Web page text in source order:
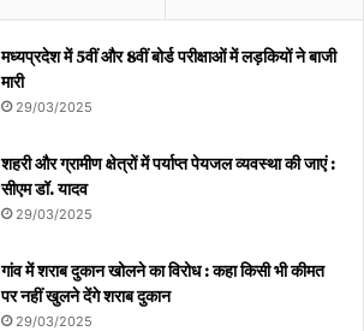
मध्यप्रदेश में 5वीं और 8वीं बोर्ड परीक्षाओं में लड़कियों ने बाजी
मारी
29/03/2025
शहरी और ग्रामीण क्षेत्रों में पर्याप्त पेयजल व्यवस्था की जाएं :
सीएम डॉ. यादव
29/03/2025
गांव में शराब दुकान खोलने का विरोध : कहा किसी भी कीमत
पर नहीं खुलने देंगे शराब दुकान
29/03/2025